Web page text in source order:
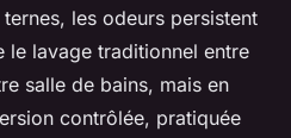
les odeurs persistent
le lavage traditionnel entre
salle de bains, mais en
contrôlée, pratiquée